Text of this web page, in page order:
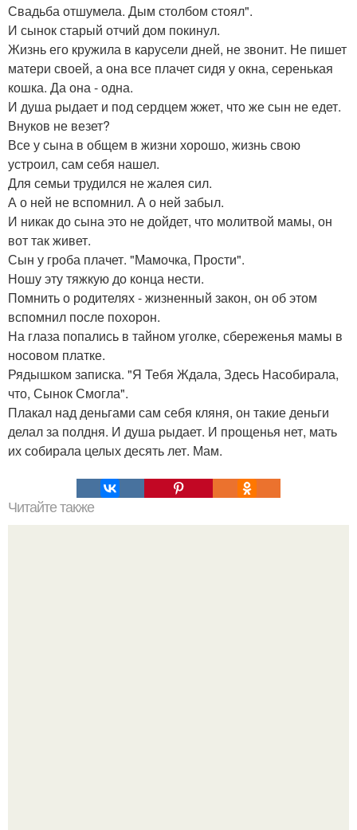
Свадьба отшумела. Дым столбом стоял".
И сынок старый отчий дом покинул.
Жизнь его кружила в карусели дней, не звонит. Не пишет
матери своей, а она все плачет сидя у окна, серенькая
кошка. Да она - одна.
И душа рыдает и под сердцем жжет, что же сын не едет.
Внуков не везет?
Все у сына в общем в жизни хорошо, жизнь свою
устроил, сам себя нашел.
Для семьи трудился не жалея сил.
А о ней не вспомнил. А о ней забыл.
И никак до сына это не дойдет, что молитвой мамы, он
вот так живет.
Сын у гроба плачет. "Мамочка, Прости".
Ношу эту тяжкую до конца нести.
Помнить о родителях - жизненный закон, он об этом
вспомнил после похорон.
На глаза попались в тайном уголке, сбереженья мамы в
носовом платке.
Рядышком записка. "Я Тебя Ждала, Здесь Насобирала,
что, Сынок Смогла".
Плакал над деньгами сам себя кляня, он такие деньги
делал за полдня. И душа рыдает. И прощенья нет, мать
их собирала целых десять лет. Мам.
Читайте также